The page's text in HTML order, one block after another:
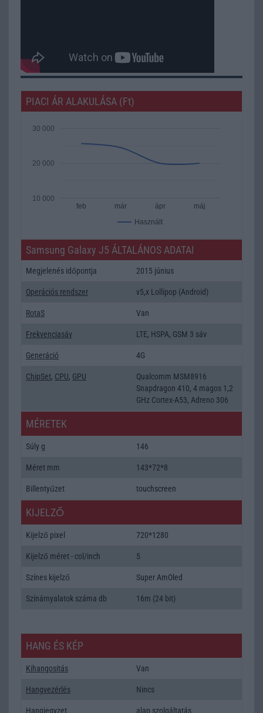
PIACI ÁR ALAKULÁSA (Ft)
Használt
feb már ápr máj
10 000
20 000
30 000
Samsung Galaxy J5 ÁLTALÁNOS ADATAI
Megjelenés időpontja 2015 június
Operációs rendszer v5,x Lollipop (Android)
RotaS Van
Frekvenciasáv LTE, HSPA, GSM 3 sáv
Generáció 4G
ChipSet, CPU, GPU
Qualcomm MSM8916
Snapdragon 410, 4 magos 1,2
GHz Cortex-A53, Adreno 306
MÉRETEK
Súly g 146
Méret mm 143*72*8
Billentyűzet touchscreen
KIJELZŐ
Kijelző pixel 720*1280
Kijelző méret - col/inch 5
Színes kijelző Super AmOled
Színárnyalatok száma db 16m (24 bit)
HANG ÉS KÉP
Kihangositás Van
Hangvezérlés Nincs
Hangjegyzet alap szolgáltatás